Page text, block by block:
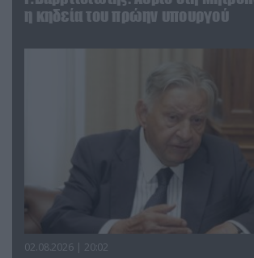
η κηδεία του πρώην υπουργού
02.08.2026 | 20:02